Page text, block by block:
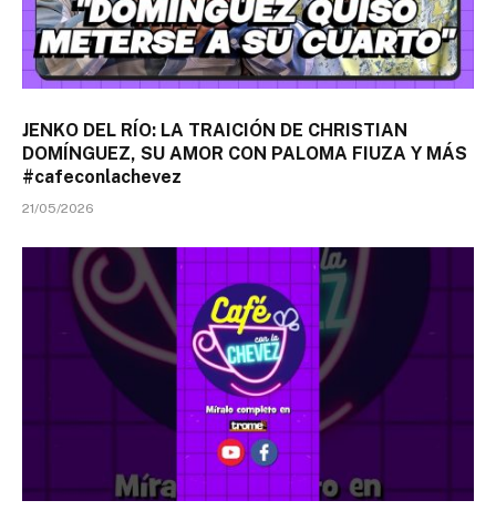
JENKO DEL RÍO: LA TRAICIÓN DE CHRISTIAN
DOMÍNGUEZ, SU AMOR CON PALOMA FIUZA Y MÁS
#cafeconlachevez
21/05/2026